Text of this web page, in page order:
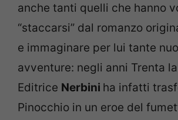
anche tanti quelli che hanno
“staccarsi” dal romanzo
e immaginare per lui tante
avventure: negli anni Trenta
Editrice Nerbini ha infatti
Pinocchio in un eroe del